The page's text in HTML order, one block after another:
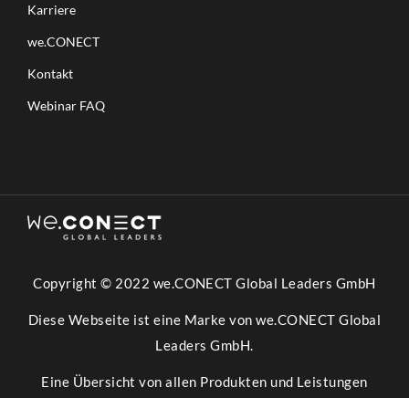
Karriere
we.CONECT
Kontakt
Webinar FAQ
Copyright © 2022 we.CONECT Global Leaders GmbH
Diese Webseite ist eine Marke von we.CONECT Global
Leaders GmbH.
Eine Übersicht von allen Produkten und Leistungen